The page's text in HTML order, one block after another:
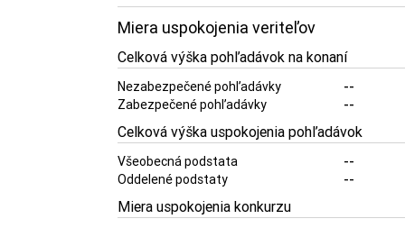
Miera uspokojenia veriteľov
Celková výška pohľadávok na konaní
Nezabezpečené pohľadávky
--
Zabezpečené pohľadávky
--
Celková výška uspokojenia pohľadávok
Všeobecná podstata
--
Oddelené podstaty
--
Miera uspokojenia konkurzu